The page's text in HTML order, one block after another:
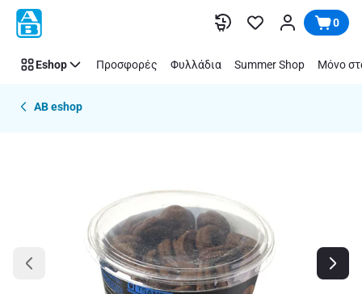
Παράλειψη 0
Eshop Προσφορές Φυλλάδια Summer Shop Μόνο
AB eshop